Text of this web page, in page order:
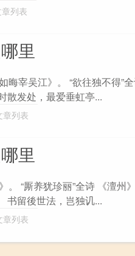
章列表
里
晦宰吴江》。 “欲往独不得”
散发处，最爱垂虹亭...
章列表
里
。 “厮养犹珍丽”全诗 《澶州
书留後世法，岂独讥...
章列表